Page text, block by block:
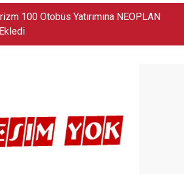
En Büyük SUV Modeli Oldu